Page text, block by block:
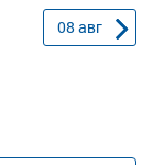
08 авг